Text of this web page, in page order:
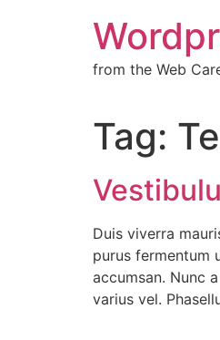
from the Web
Tag:
Duis viverra
purus fermentum
accumsan. Nunc
varius vel.